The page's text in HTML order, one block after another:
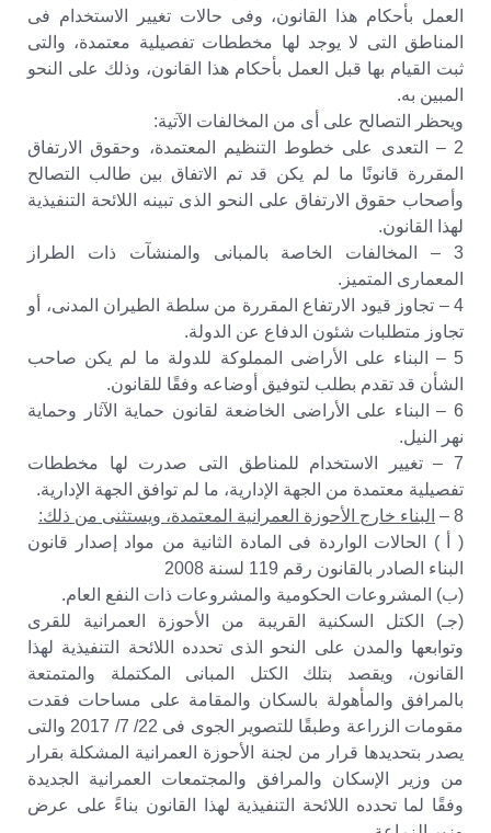
العمل بأحكام هذا القانون، وفى حالات تغيير الاستخدام فى
المناطق التى لا يوجد لها مخططات تفصيلية معتمدة، والتى
ثبت القيام بها قبل العمل بأحكام هذا القانون، وذلك على النحو
المبين به.
ويحظر التصالح على أى من المخالفات الآتية:
2 – التعدى على خطوط التنظيم المعتمدة، وحقوق الارتفاق
المقررة قانونًا ما لم يكن قد تم الاتفاق بين طالب التصالح
وأصحاب حقوق الارتفاق على النحو الذى تبينه اللائحة التنفيذية
لهذا القانون.
3 – المخالفات الخاصة بالمبانى والمنشآت ذات الطراز
المعمارى المتميز.
4 – تجاوز قيود الارتفاع المقررة من سلطة الطيران المدنى، أو
تجاوز متطلبات شئون الدفاع عن الدولة.
5 – البناء على الأراضى المملوكة للدولة ما لم يكن صاحب
الشأن قد تقدم بطلب لتوفيق أوضاعه وفقًا للقانون.
6 – البناء على الأراضى الخاضعة لقانون حماية الآثار وحماية
نهر النيل.
7 – تغيير الاستخدام للمناطق التى صدرت لها مخططات
تفصيلية معتمدة من الجهة الإدارية، ما لم توافق الجهة الإدارية.
8 –
البناء خارج الأحوزة العمرانية المعتمدة، ويستثنى من ذلك:
( أ ) الحالات الواردة فى المادة الثانية من مواد إصدار قانون
البناء الصادر بالقانون رقم 119 لسنة 2008
(ب) المشروعات الحكومية والمشروعات ذات النفع العام.
(جـ) الكتل السكنية القريبة من الأحوزة العمرانية للقرى
وتوابعها والمدن على النحو الذى تحدده اللائحة التنفيذية لهذا
القانون، ويقصد بتلك الكتل المبانى المكتملة والمتمتعة
بالمرافق والمأهولة بالسكان والمقامة على مساحات فقدت
مقومات الزراعة وطبقًا للتصوير الجوى فى 22/ 7/ 2017 والتى
يصدر بتحديدها قرار من لجنة الأحوزة العمرانية المشكلة بقرار
من وزير الإسكان والمرافق والمجتمعات العمرانية الجديدة
وفقًا لما تحدده اللائحة التنفيذية لهذا القانون بناءً على عرض